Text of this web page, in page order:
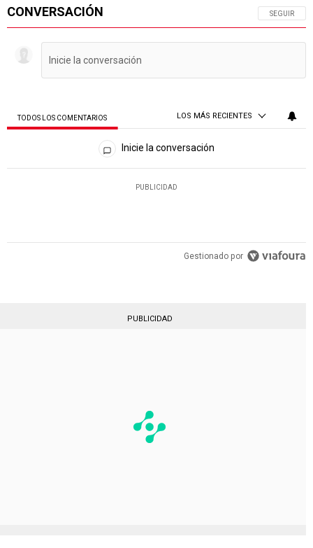
CONVERSACIÓN SIGA ESTA
SEGUIR
TODOS LOS COMENTARIOS LOS MÁS RECIENTES
Todos los comentarios
Inicie la conversación
PUBLICIDAD
Gestionado por
PUBLICIDAD